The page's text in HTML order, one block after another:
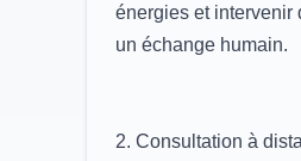
énergies et intervenir
un échange humain.
2. Consultation à